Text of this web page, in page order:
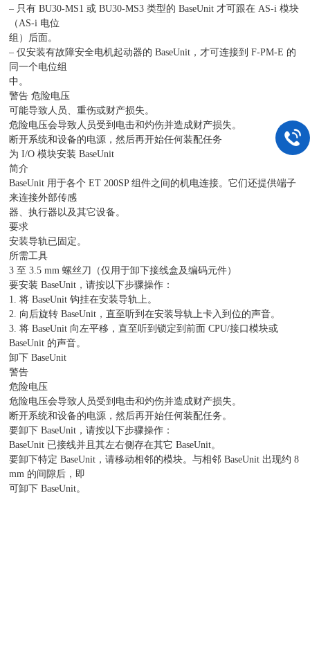
– 只有 BU30-MS1 或 BU30-MS3 类型的 BaseUnit 才可跟在 AS-i 模块
（AS-i 电位
组）后面。
– 仅安装有故障安全电机起动器的 BaseUnit，才可连接到 F-PM-E 的
同一个电位组
中。
警告 危险电压
可能导致人员、重伤或财产损失。
危险电压会导致人员受到电击和灼伤并造成财产损失。
断开系统和设备的电源，然后再开始任何装配任务
为 I/O 模块安装 BaseUnit
简介
BaseUnit 用于各个 ET 200SP 组件之间的机电连接。它们还提供端子
来连接外部传感
器、执行器以及其它设备。
要求
安装导轨已固定。
所需工具
3 至 3.5 mm 螺丝刀（仅用于卸下接线盒及编码元件）
要安装 BaseUnit，请按以下步骤操作：
1. 将 BaseUnit 钩挂在安装导轨上。
2. 向后旋转 BaseUnit，直至听到在安装导轨上卡入到位的声音。
3. 将 BaseUnit 向左平移，直至听到锁定到前面 CPU/接口模块或
BaseUnit 的声音。
卸下 BaseUnit
警告
危险电压
危险电压会导致人员受到电击和灼伤并造成财产损失。
断开系统和设备的电源，然后再开始任何装配任务。
要卸下 BaseUnit，请按以下步骤操作：
BaseUnit 已接线并且其左右侧存在其它 BaseUnit。
要卸下特定 BaseUnit，请移动相邻的模块。与相邻 BaseUnit 出现约 8
mm 的间隙后，即
可卸下 BaseUnit。